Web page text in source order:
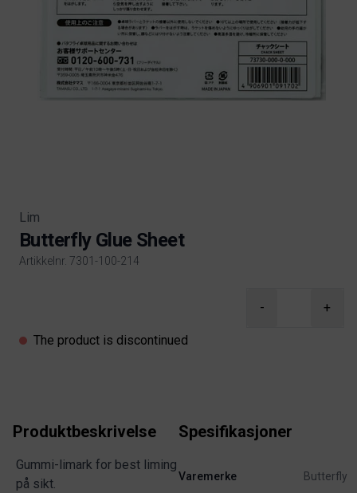
Lim
Butterfly Glue Sheet
Artikkelnr. 7301-100-214
- +
The product is discontinued
Produktbeskrivelse
Gummi-limark for best liming
på sikt.
Spesifikasjoner
Varemerke Butterfly